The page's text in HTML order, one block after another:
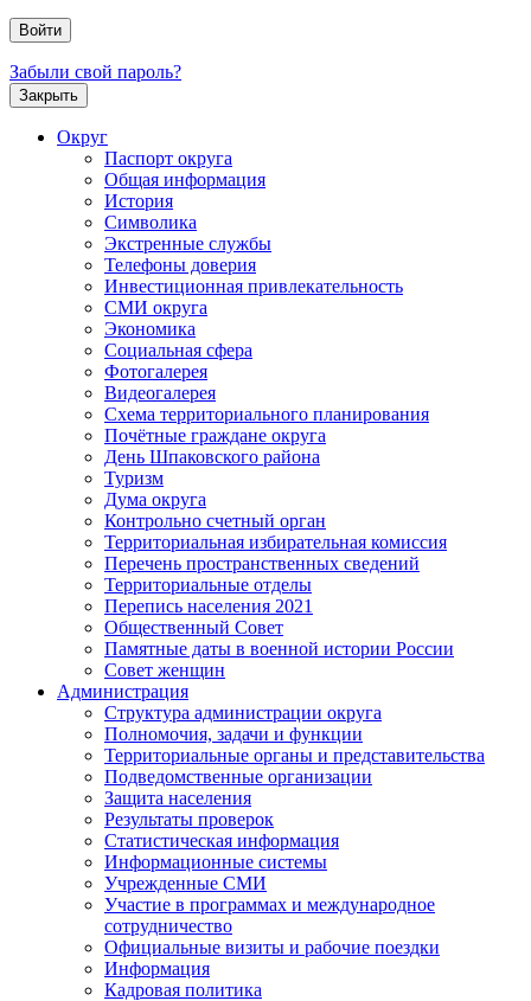
Забыли свой пароль?
Закрыть
Округ
Паспорт округа
Общая информация
История
Символика
Экстренные службы
Телефоны доверия
Инвестиционная привлекательность
СМИ округа
Экономика
Социальная сфера
Фотогалерея
Видеогалерея
Схема территориального планирования
Почётные граждане округа
День Шпаковского района
Туризм
Дума округа
Контрольно счетный орган
Территориальная избирательная комиссия
Перечень пространственных сведений
Территориальные отделы
Перепись населения 2021
Общественный Совет
Памятные даты в военной истории России
Совет женщин
Администрация
Структура администрации округа
Полномочия, задачи и функции
Территориальные органы и представительства
Подведомственные организации
Защита населения
Результаты проверок
Статистическая информация
Информационные системы
Учрежденные СМИ
Участие в программах и международное
сотрудничество
Официальные визиты и рабочие поездки
Информация
Кадровая политика